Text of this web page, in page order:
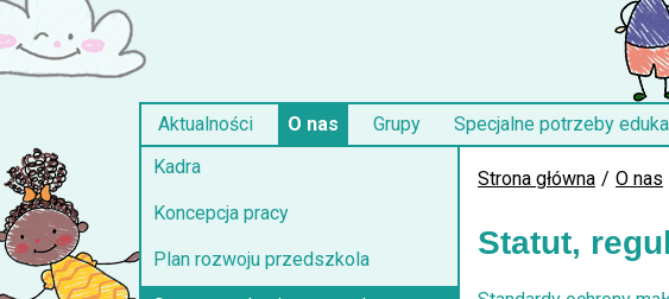
Aktualności O nas Grupy Specjalne potrzeby
Strona główna O nas
Statut,
Kadra
Koncepcja pracy
Plan rozwoju przedszkola